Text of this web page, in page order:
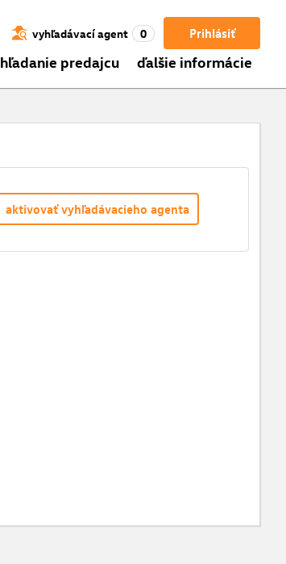
Prihlásiť
vyhľadávací agent 0
hľadanie predajcu ďalšie informácie
aktivovať vyhľadávacieho agenta